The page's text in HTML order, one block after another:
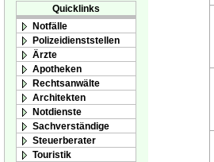
Quicklinks
Notfälle
Polizeidienststellen
Ärzte
Apotheken
Rechtsanwälte
Architekten
Notdienste
Sachverständige
Steuerberater
Touristik